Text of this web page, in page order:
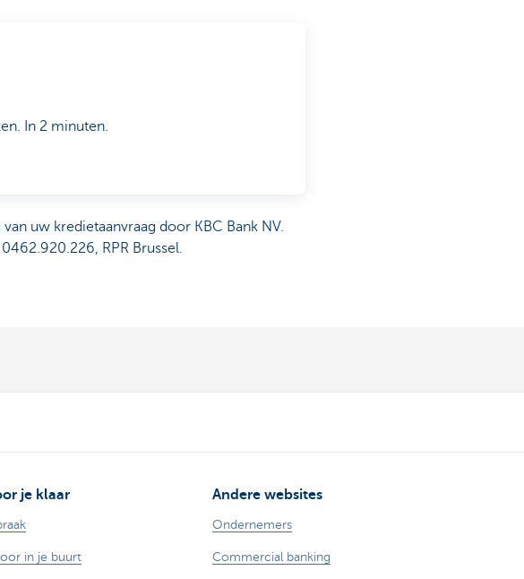
In 2 minuten.
uw kredietaanvraag door KBC Bank NV.
RPR Brussel.
je klaar
in je buurt
Andere websites
Ondernemers
Commercial banking